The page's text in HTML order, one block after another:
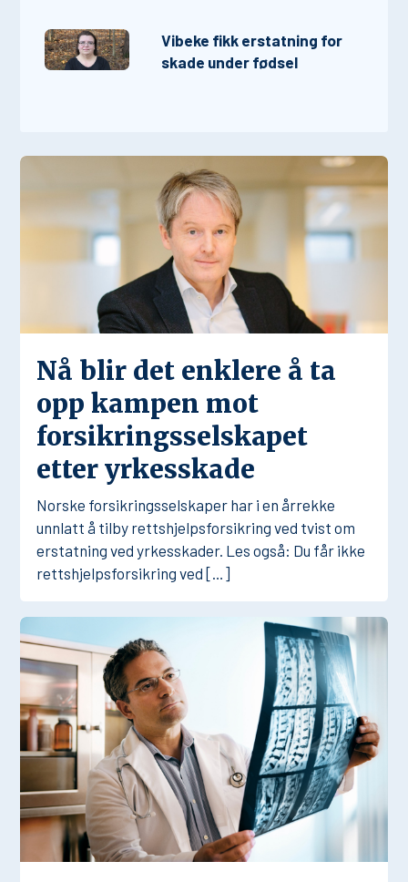
Vibeke fikk erstatning for
skade under fødsel
Nå blir det enklere å ta
opp kampen mot
forsikringsselskapet
etter yrkesskade
Norske forsikringsselskaper har i en årrekke
unnlatt å tilby rettshjelpsforsikring ved tvist om
erstatning ved yrkesskader. Les også: Du får ikke
rettshjelpsforsikring ved […]